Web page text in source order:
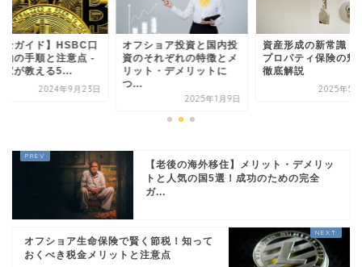
全ガイド】HSBC口
約の手順と注意点 -
家が教える5...
2024年9月23日
オフショア投資と国内投
資のそれぞれの特徴とメ
リット・デメリットに
つ...
2025年1月9日
資産形成の新常識！
プロパティ保険の魅
徹底解説
2025年5
【老後の海外移住】メリット・デメリッ
トと人気の国5選！成功のための完全
ガ...
オフショア生命保険で賢く節税！知って
おくべき税金メリットと注意点